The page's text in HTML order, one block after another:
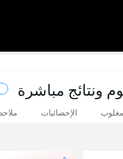
ونتائج مباشرة
الإحصائيات